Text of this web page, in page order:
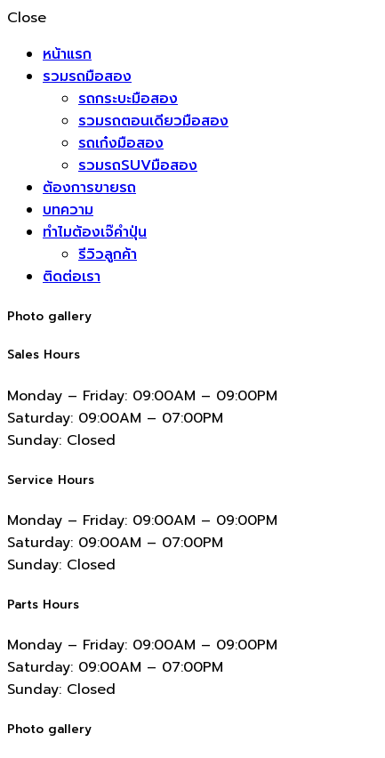
Close
หน้าแรก
รวมรถมือสอง
รถกระบะมือสอง
รวมรถตอนเดียวมือสอง
รถเก๋งมือสอง
รวมรถSUVมือสอง
ต้องการขายรถ
บทความ
ทำไมต้องเจ๊คำปุ่น
รีวิวลูกค้า
ติดต่อเรา
Photo gallery
Sales Hours
Monday – Friday: 09:00AM – 09:00PM
Saturday: 09:00AM – 07:00PM
Sunday: Closed
Service Hours
Monday – Friday: 09:00AM – 09:00PM
Saturday: 09:00AM – 07:00PM
Sunday: Closed
Parts Hours
Monday – Friday: 09:00AM – 09:00PM
Saturday: 09:00AM – 07:00PM
Sunday: Closed
Photo gallery